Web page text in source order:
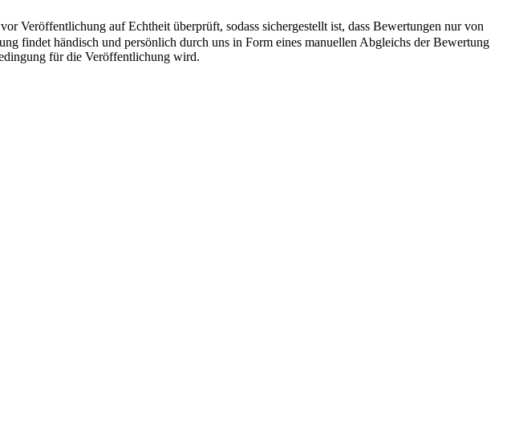
Veröffentlichung auf Echtheit überprüft, sodass sichergestellt ist, dass Bewertungen nur von
findet händisch und persönlich durch uns in Form eines manuellen Abgleichs der Bewertung
für die Veröffentlichung wird.